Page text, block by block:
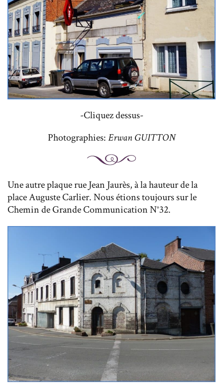
-Cliquez dessus-
Photographies:Erwan GUITTON
Une autre plaque rue Jean Jaurès, à la hauteur de la
place Auguste Carlier. Nous étions toujours sur le
Chemin de Grande Communication N°32.